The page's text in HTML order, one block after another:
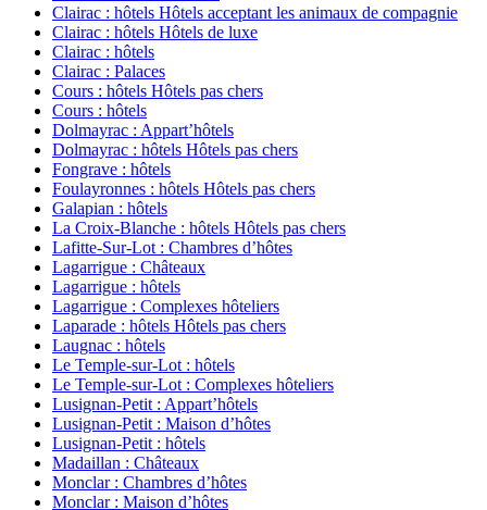
Clairac : hôtels Hôtels acceptant les animaux de compagnie
Clairac : hôtels Hôtels de luxe
Clairac : hôtels
Clairac : Palaces
Cours : hôtels Hôtels pas chers
Cours : hôtels
Dolmayrac : Appart’hôtels
Dolmayrac : hôtels Hôtels pas chers
Fongrave : hôtels
Foulayronnes : hôtels Hôtels pas chers
Galapian : hôtels
La Croix-Blanche : hôtels Hôtels pas chers
Lafitte-Sur-Lot : Chambres d’hôtes
Lagarrigue : Châteaux
Lagarrigue : hôtels
Lagarrigue : Complexes hôteliers
Laparade : hôtels Hôtels pas chers
Laugnac : hôtels
Le Temple-sur-Lot : hôtels
Le Temple-sur-Lot : Complexes hôteliers
Lusignan-Petit : Appart’hôtels
Lusignan-Petit : Maison d’hôtes
Lusignan-Petit : hôtels
Madaillan : Châteaux
Monclar : Chambres d’hôtes
Monclar : Maison d’hôtes